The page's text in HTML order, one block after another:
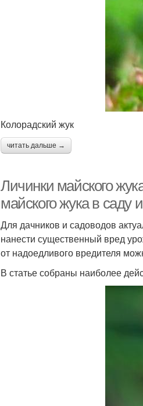
Колорадский жук
читать дальше →
Личинки майского
майского жука в саду
Для дачников и садоводов
нанести существенный вред
от надоедливого вредителя
В статье собраны наиболее